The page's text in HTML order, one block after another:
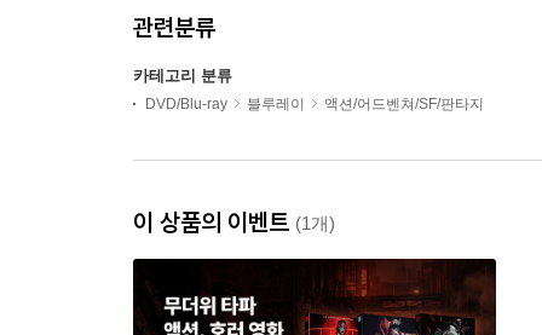
관련분류
카테고리 분류
DVD/Blu-ray 블루레이 액션/어드벤쳐/SF/판타지
이 상품의 이벤트 (1개)